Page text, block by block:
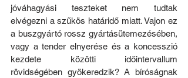
jóváhagyási teszteket nem tudtak
elvégezni a szűkös határidő miatt. Vajon ez
a buszgyártó rossz gyártásütemezésében,
vagy a tender elnyerése és a koncesszió
kezdete közötti időintervallum
rövidségében gyökeredzik? A bíróságnak